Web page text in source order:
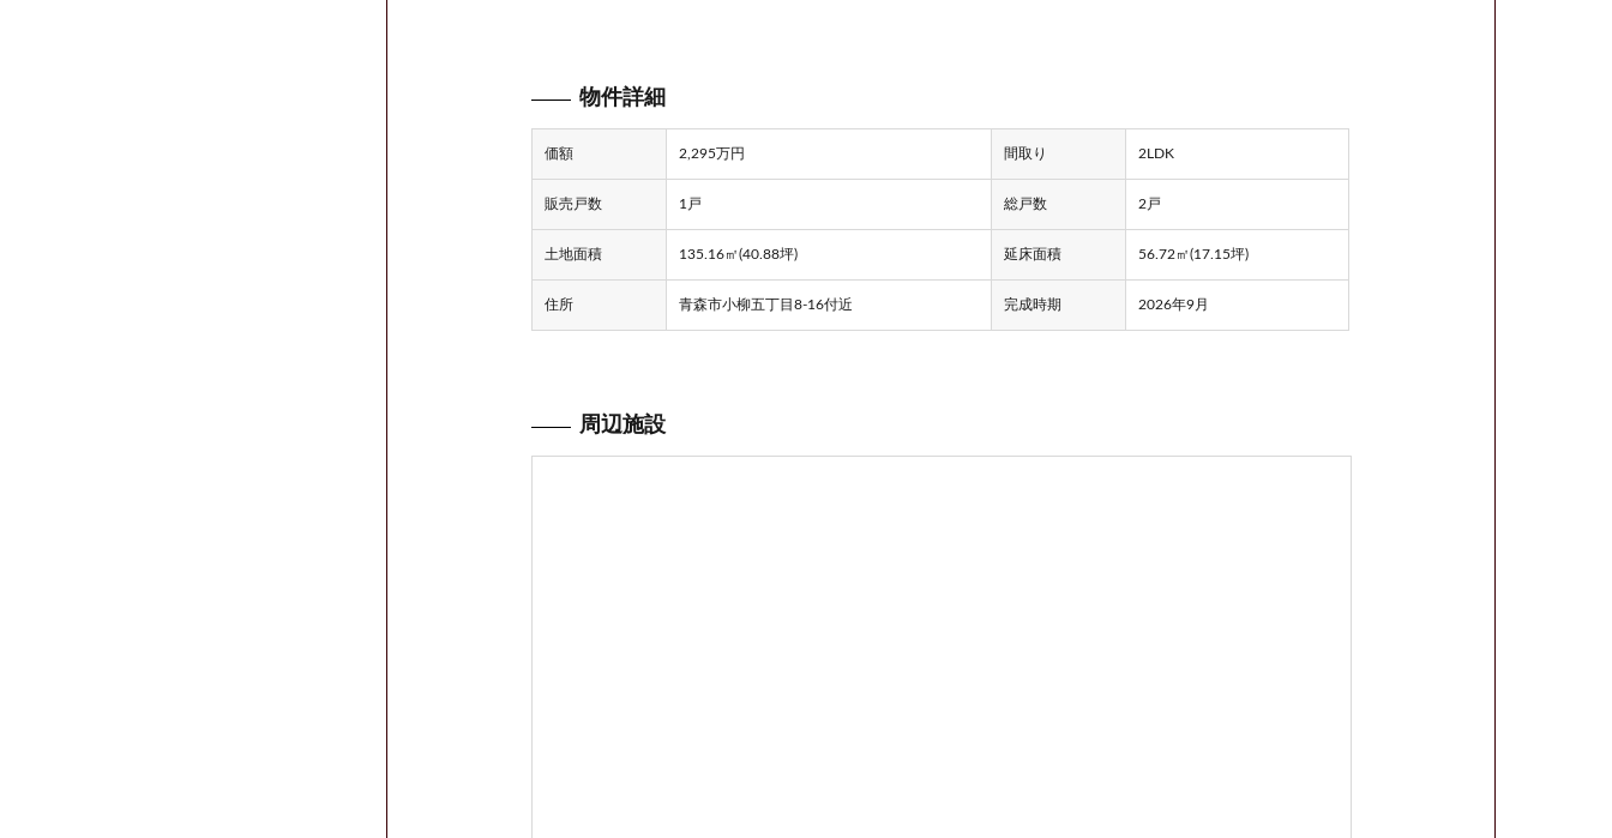
物件詳細
価額 2,295万円 間取り 2LDK
販売戸数 1戸 総戸数 2戸
土地面積 135.16㎡(40.88坪) 延床面積 56.72㎡(17.15坪)
住所 青森市小柳五丁目8-16付近 完成時期 2026年9月
周辺施設